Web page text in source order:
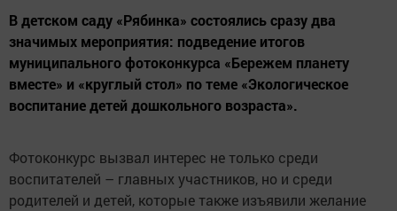
В детском саду «Рябинка» состоялись сразу два
значимых мероприятия: подведение итогов
муниципального фотоконкурса «Бережем планету
вместе» и «круглый стол» по теме «Экологическое
воспитание детей дошкольного возраста».
Фотоконкурс вызвал интерес не только среди
воспитателей – главных участников, но и среди
родителей и детей, которые также изъявили желание